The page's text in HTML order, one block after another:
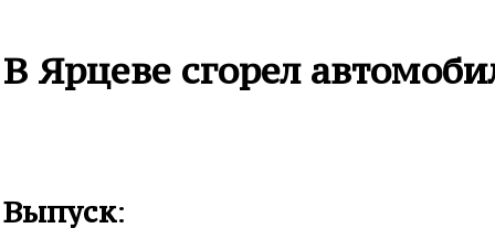
В Ярцеве сгорел
Выпуск: